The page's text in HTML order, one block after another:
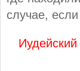
случае,